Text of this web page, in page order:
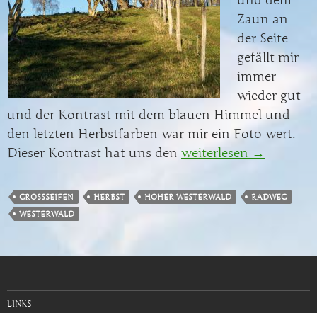
Zaun an
der Seite
gefällt mir
immer
wieder gut
und der Kontrast mit dem blauen Himmel und
den letzten Herbstfarben war mir ein Foto wert.
Dieser Kontrast hat uns den Der letzte Herbsttag
weiterlesen →
GROSSSEIFEN HERBST HOHER WESTERWALD
RADWEG
WESTERWALD
LINKS